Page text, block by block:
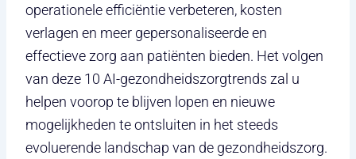
operationele efficiëntie verbeteren, kosten
verlagen en meer gepersonaliseerde en
effectieve zorg aan patiënten bieden. Het volgen
van deze 10 AI-gezondheidszorgtrends zal u
helpen voorop te blijven lopen en nieuwe
mogelijkheden te ontsluiten in het steeds
evoluerende landschap van de gezondheidszorg.